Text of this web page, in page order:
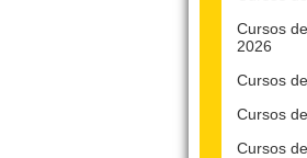
Cursos
2026
Cursos
Cursos
Cursos